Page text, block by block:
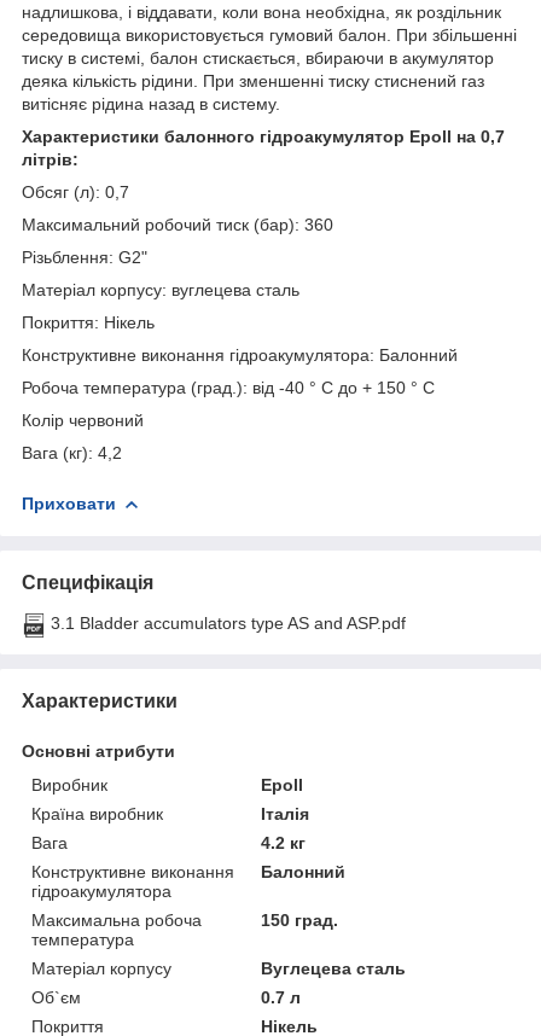
надлишкова, і віддавати, коли вона необхідна, як роздільник
середовища використовується гумовий балон. При збільшенні
тиску в системі, балон стискається, вбираючи в акумулятор
деяка кількість рідини. При зменшенні тиску стиснений газ
витісняє рідина назад в систему.
Характеристики балонного гідроакумулятор Epoll на 0,7
літрів:
Обсяг (л): 0,7
Максимальний робочий тиск (бар): 360
Різьблення: G2"
Матеріал корпусу: вуглецева сталь
Покриття: Нікель
Конструктивне виконання гідроакумулятора: Балонний
Робоча температура (град.): від -40 ° С до + 150 ° С
Колір червоний
Вага (кг): 4,2
Приховати
Специфікація
3.1 Bladder accumulators type AS and ASP.pdf
Характеристики
Основні атрибути
Виробник
Epoll
Країна виробник
Італія
Вага
4.2 кг
Конструктивне виконання
гідроакумулятора
Балонний
Максимальна робоча
температура
150 град.
Матеріал корпусу
Вуглецева сталь
Об`єм
0.7 л
Покриття
Нікель